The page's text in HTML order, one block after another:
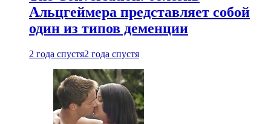
Альцгеймера представляет собой
один из типов деменции
2 года спустя2 года спустя